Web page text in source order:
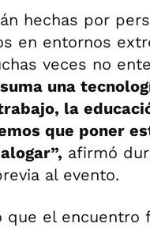
hechas por
en entornos
veces no
una
la
que poner
afirmó
al evento.
que el encuentro